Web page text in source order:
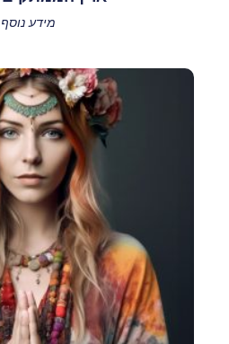
מידע נוסף